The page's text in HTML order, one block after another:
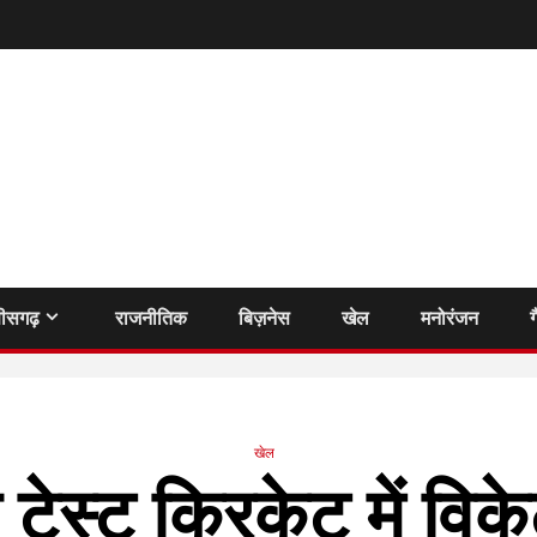
राजनीतिक बिज़नेस खेल मनोरंजन
खेल
क्रिकेट में